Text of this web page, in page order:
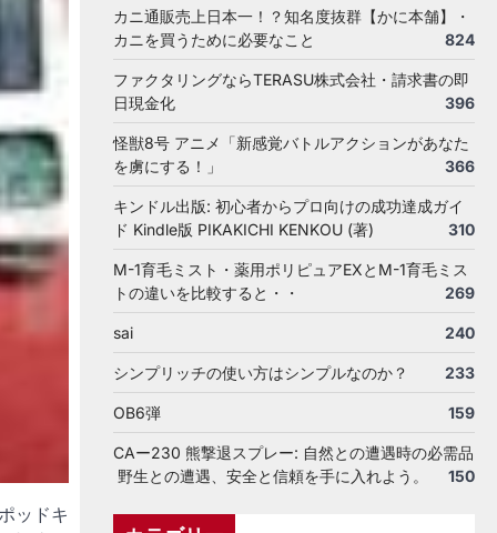
ッドキ
カニ通販売上日本一！？知名度抜群【かに本舗】・
カニを買うために必要なこと
824
ファクタリングならTERASU株式会社・請求書の即
日現金化
396
怪獣8号 アニメ「新感覚バトルアクションがあなた
を虜にする！」
366
キンドル出版: 初心者からプロ向けの成功達成ガイ
ド Kindle版 PIKAKICHI KENKOU (著)
310
M-1育毛ミスト・薬用ポリピュアEXとM-1育毛ミス
トの違いを比較すると・・
269
sai 240
シンプリッチの使い方はシンプルなのか？ 233
OB6弾 159
CAー230 熊撃退スプレー: 自然との遭遇時の必需品
野生との遭遇、安全と信頼を手に入れよう。
150